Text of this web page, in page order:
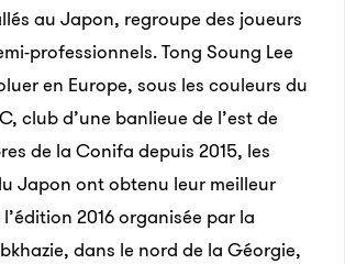
au Japon, regroupe des joueurs
professionnels. Tong Soung Lee
en Europe, sous les couleurs du
club d’une banlieue de l’est de
de la Conifa depuis 2015, les
Japon ont obtenu leur meilleur
2016 organisée par la
dans le nord de la Géorgie,